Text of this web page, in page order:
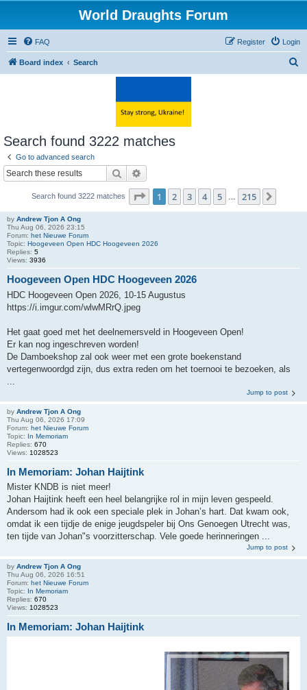
World Draughts Forum
FAQ Login
Register
Board index Search
Search found 3222 matches
Go to advanced search
Search
Search found 3222 matches Page 1of 215
1 2 3 4 5 … 215
by Andrew Tjon A Ong
Thu Aug 06, 2026 23:15
Forum: het Nieuwe Forum
Topic: Hoogeveen Open HDC Hoogeveen 2026
Replies: 5
Views: 3936
Hoogeveen Open HDC Hoogeveen 2026
HDC Hoogeveen Open 2026, 10-15 Augustus
https://i.imgur.com/wlwMRrQ.jpeg
Het gaat goed met het deelnemersveld in Hoogeveen Open!
Er kan nog ingeschreven worden!
De Damboekshop zal ook weer met een grote boekenstand
vertegenwoordgd zijn, dus extra reden om het toernooi te bezoeken, als
Jump to post
by Andrew Tjon A Ong
Thu Aug 06, 2026 17:09
Forum: het Nieuwe Forum
Topic: In Memoriam
Replies: 670
Views: 1028523
In Memoriam: Johan Haijtink
Mister KNDB is niet meer!
Johan Haijtink heeft een heel belangrijke rol in mijn leven gespeeld.
Andersom had ik ook een speciale plek in Johan’s hart. Dat kwam ook,
omdat ik een tijdje de enige jeugdspeler bij Ons Genoegen Utrecht was,
ten tijde van Johan"s voorzitterschap. Vele goede herinneringen ...
Jump to post
by Andrew Tjon A Ong
Thu Aug 06, 2026 16:51
Forum: het Nieuwe Forum
Topic:
In Memoriam
Replies: 670
Views: 1028523
In Memoriam: Johan Haijtink